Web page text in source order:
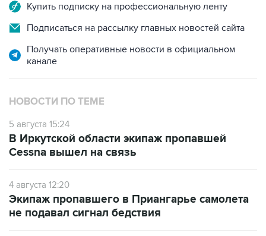
Купить подписку на профессиональную ленту
Подписаться на рассылку главных новостей сайта
Получать оперативные новости в официальном
канале
НОВОСТИ ПО ТЕМЕ
5 августа 15:24
В Иркутской области экипаж пропавшей
Cessna вышел на связь
4 августа 12:20
Экипаж пропавшего в Приангарье самолета
не подавал сигнал бедствия